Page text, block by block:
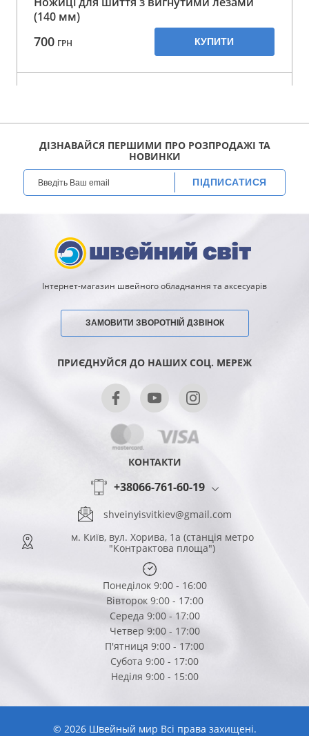
(140 мм)
700 ГРН КУПИТИ
ДІЗНАВАЙСЯ ПЕРШИМИ ПРО РОЗПРОДАЖІ ТА
НОВИНКИ
ПІДПИСАТИСЯ
Інтернет-магазин швейного обладнання та аксесуарів
ЗАМОВИТИ ЗВОРОТНІЙ ДЗВІНОК
ПРИЄДНУЙСЯ ДО НАШИХ СОЦ. МЕРЕЖ
КОНТАКТИ
+38066-761-60-19
shveinyisvitkiev@gmail.com
м. Київ, вул. Хорива, 1а (станція метро
"Контрактова площа")
Понеділок 9:00 - 16:00
Вівторок 9:00 - 17:00
Середа 9:00 - 17:00
Четвер 9:00 - 17:00
П'ятниця 9:00 - 17:00
Субота 9:00 - 17:00
Неділя 9:00 - 15:00
© 2026 Швейный мир Всі права захищені.